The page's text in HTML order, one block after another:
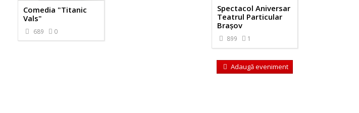
Comedia "Titanic
Vals"
689 0
Spectacol Aniversar
Teatrul Particular
Brașov
899 1
Adaugă eveniment